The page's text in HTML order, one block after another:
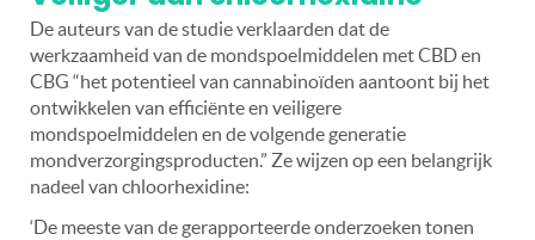
De auteurs van de studie verklaarden dat de
werkzaamheid van de mondspoelmiddelen met CBD en
CBG “het potentieel van cannabinoïden aantoont bij het
ontwikkelen van efficiënte en veiligere
mondspoelmiddelen en de volgende generatie
mondverzorgingsproducten.” Ze wijzen op een belangrijk
nadeel van chloorhexidine:
‘De meeste van de gerapporteerde onderzoeken tonen